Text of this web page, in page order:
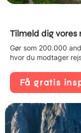
Tilmeld dig vores
Gør som 200.000
hvor du modtager
Få gratis